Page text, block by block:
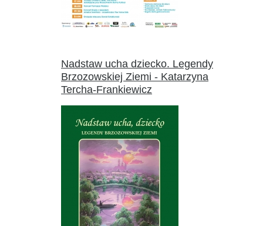
Nadstaw ucha dziecko. Legendy
Brzozowskiej Ziemi - Katarzyna
Tercha-Frankiewicz